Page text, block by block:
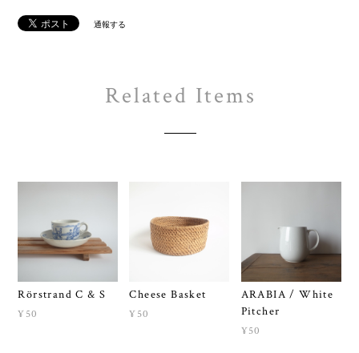
通報する
Related Items
Rörstrand C & S
¥50
Cheese Basket
¥50
ARABIA / White
Pitcher
¥50